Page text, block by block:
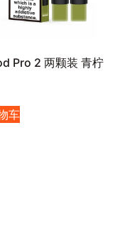
Pro 2 两颗装 青柠
车